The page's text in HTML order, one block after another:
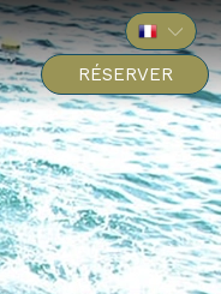
RÉSERVER